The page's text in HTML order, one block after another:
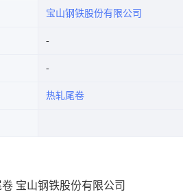
宝山钢铁股份有限公司
热轧尾卷
宝山钢铁股份有限公司